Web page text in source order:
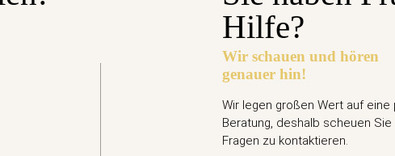
5 Euro Gedenkmünze Deutschland 2026 bfr. -
Hilfe?
Wir schauen und hören
genauer hin!
Wir legen großen Wert auf
Beratung, deshalb scheuen
Fragen zu kontaktieren.